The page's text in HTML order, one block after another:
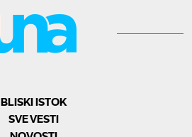
BLISKI ISTOK
SVE VESTI